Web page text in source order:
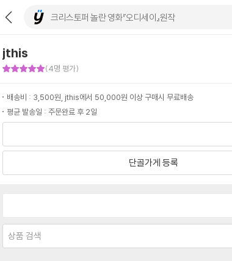
jthis
(4명 평가)
배송비 : 3,500원, jthis에서 50,000원 이상 구매시 무료배송
평균 발송일 : 주문완료 후 2일
단골가게 등록